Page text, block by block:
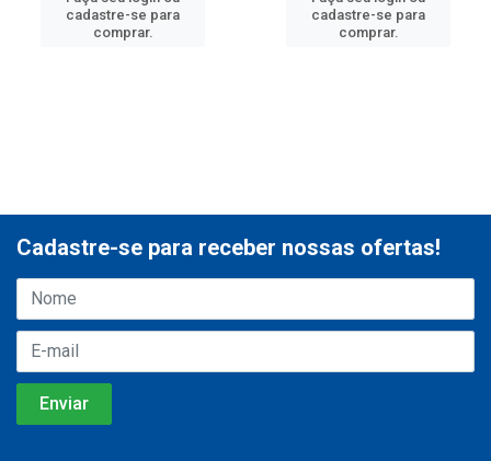
cadastre-se para
comprar.
cadastre-se para
comprar.
Cadastre-se para receber nossas ofertas!